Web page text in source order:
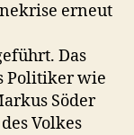
erneut
Das
Politiker wie
Söder
Volkes